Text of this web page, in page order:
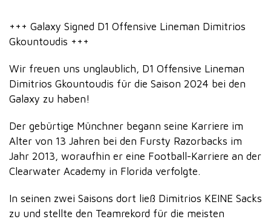
+++ Galaxy Signed D1 Offensive Lineman Dimitrios
Gkountoudis +++
Wir freuen uns unglaublich, D1 Offensive Lineman
Dimitrios Gkountoudis für die Saison 2024 bei den
Galaxy zu haben!
Der gebürtige Münchner begann seine Karriere im
Alter von 13 Jahren bei den Fursty Razorbacks im
Jahr 2013, woraufhin er eine Football-Karriere an der
Clearwater Academy in Florida verfolgte.
In seinen zwei Saisons dort ließ Dimitrios KEINE Sacks
zu und stellte den Teamrekord für die meisten